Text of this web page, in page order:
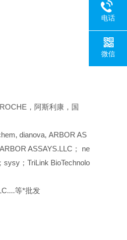
，阿斯利康，国
dianova, ARBOR AS
ASSAYS.LLC； ne
；TriLink BioTechnolo
等*批发
电话
微信